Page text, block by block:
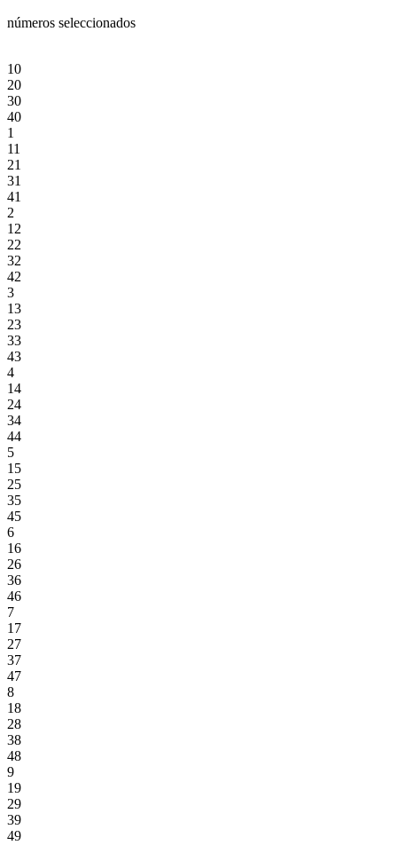
números seleccionados
10
20
30
40
1
11
21
31
41
2
12
22
32
42
3
13
23
33
43
4
14
24
34
44
5
15
25
35
45
6
16
26
36
46
7
17
27
37
47
8
18
28
38
48
9
19
29
39
49